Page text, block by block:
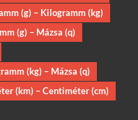
(g) – Kilogramm (kg)
(g) – Mázsa (q)
(kg) – Mázsa (q)
(km) – Centiméter (cm)